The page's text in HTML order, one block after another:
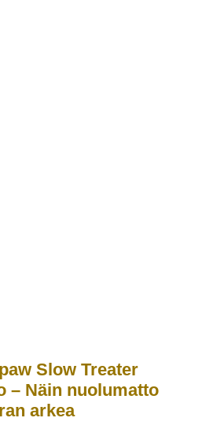
Slow Treater
– Näin nuolumatto
arkea